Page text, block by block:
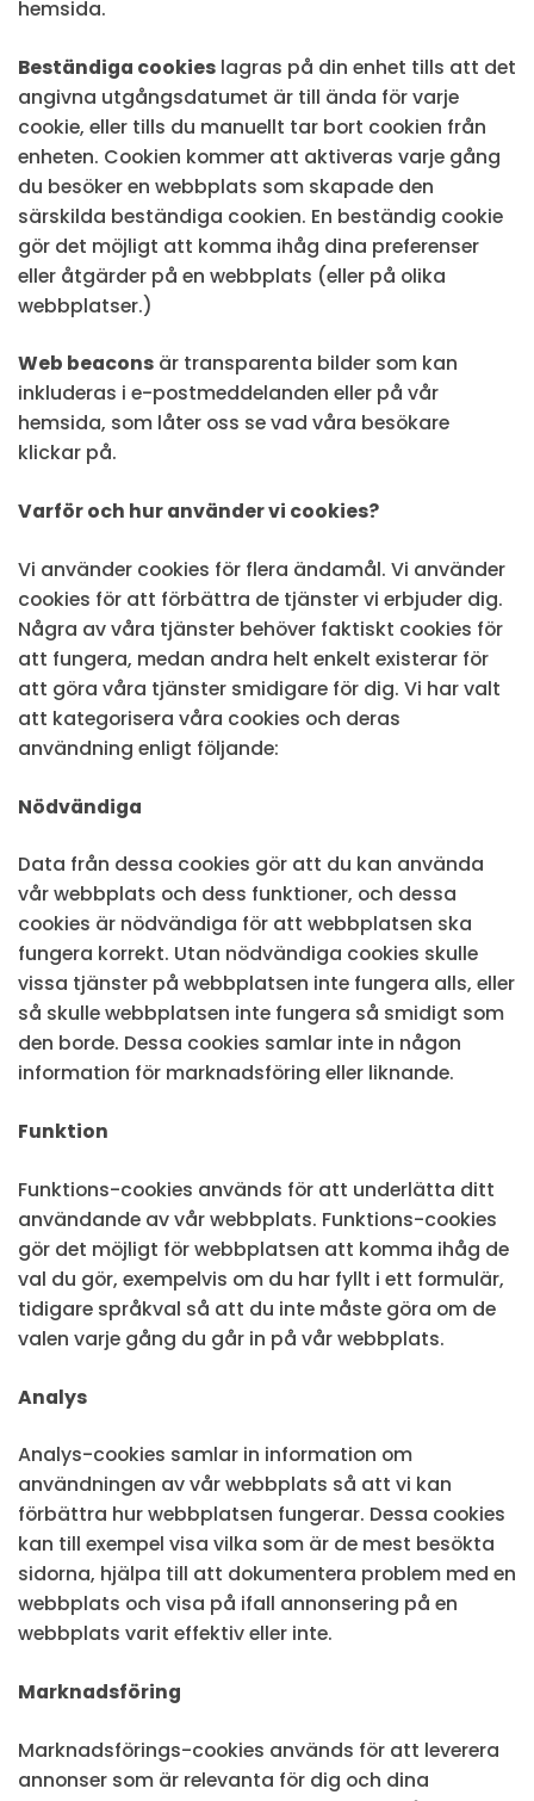
hemsida.
Beständiga cookies lagras på din enhet tills att det
angivna utgångsdatumet är till ända för varje
cookie, eller tills du manuellt tar bort cookien från
enheten. Cookien kommer att aktiveras varje gång
du besöker en webbplats som skapade den
särskilda beständiga cookien. En beständig cookie
gör det möjligt att komma ihåg dina preferenser
eller åtgärder på en webbplats (eller på olika
webbplatser.)
Web beacons är transparenta bilder som kan
inkluderas i e-postmeddelanden eller på vår
hemsida, som låter oss se vad våra besökare
klickar på.
Varför och hur använder vi cookies?
Vi använder cookies för flera ändamål. Vi använder
cookies för att förbättra de tjänster vi erbjuder dig.
Några av våra tjänster behöver faktiskt cookies för
att fungera, medan andra helt enkelt existerar för
att göra våra tjänster smidigare för dig. Vi har valt
att kategorisera våra cookies och deras
användning enligt följande:
Nödvändiga
Data från dessa cookies gör att du kan använda
vår webbplats och dess funktioner, och dessa
cookies är nödvändiga för att webbplatsen ska
fungera korrekt. Utan nödvändiga cookies skulle
vissa tjänster på webbplatsen inte fungera alls, eller
så skulle webbplatsen inte fungera så smidigt som
den borde. Dessa cookies samlar inte in någon
information för marknadsföring eller liknande.
Funktion
Funktions-cookies används för att underlätta ditt
användande av vår webbplats. Funktions-cookies
gör det möjligt för webbplatsen att komma ihåg de
val du gör, exempelvis om du har fyllt i ett formulär,
tidigare språkval så att du inte måste göra om de
valen varje gång du går in på vår webbplats.
Analys
Analys-cookies samlar in information om
användningen av vår webbplats så att vi kan
förbättra hur webbplatsen fungerar. Dessa cookies
kan till exempel visa vilka som är de mest besökta
sidorna, hjälpa till att dokumentera problem med en
webbplats och visa på ifall annonsering på en
webbplats varit effektiv eller inte.
Marknadsföring
Marknadsförings-cookies används för att leverera
annonser som är relevanta för dig och dina